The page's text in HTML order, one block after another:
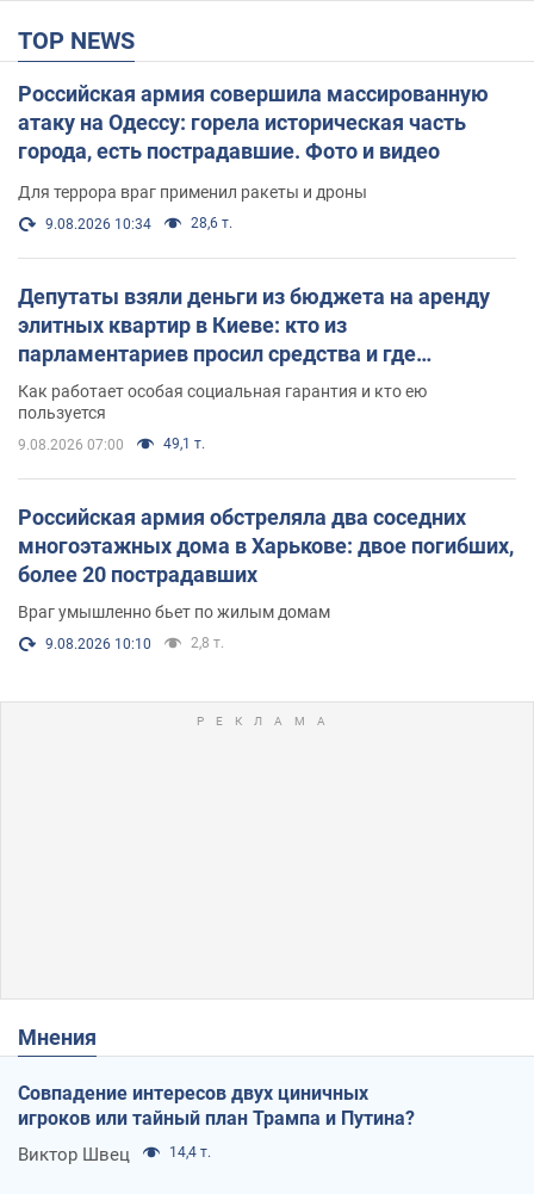
TOP NEWS
Российская армия совершила массированную
атаку на Одессу: горела историческая часть
города, есть пострадавшие. Фото и видео
Для террора враг применил ракеты и дроны
9.08.2026 10:34 28,6 т.
Депутаты взяли деньги из бюджета на аренду
элитных квартир в Киеве: кто из
парламентариев просил средства и где
поселился
Как работает особая социальная гарантия и кто ею
пользуется
9.08.2026 07:00 49,1 т.
Российская армия обстреляла два соседних
многоэтажных дома в Харькове: двое погибших,
более 20 пострадавших
Враг умышленно бьет по жилым домам
9.08.2026 10:10 2,8 т.
Мнения
Совпадение интересов двух циничных
игроков или тайный план Трампа и Путина?
Виктор Швец 14,4 т.